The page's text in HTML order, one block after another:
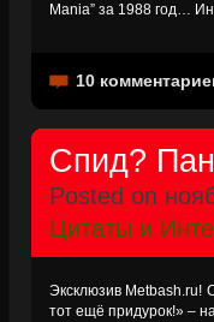
Mania” за 1988 год…
10
Спид?
Posted on
Цитаты и
Эксклюзив Metbash.ru!
тот ещё придурок!» –